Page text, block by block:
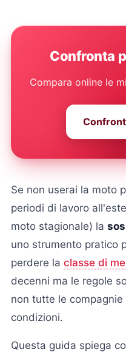
Confronta
Compara online le
Se non userai la moto
periodi di lavoro
moto stagionale) la
uno strumento pratico
perdere la classe di
decenni ma le regole
non tutte le
condizioni.
Questa guida spiega